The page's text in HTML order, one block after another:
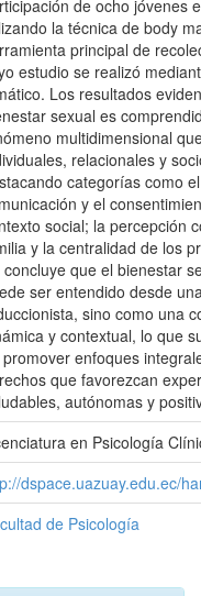
de ocho jóvenes
la técnica de body
principal de
estudio se realizó
Los resultados
sexual es
multidimensional
relacionales y
categorías como
y el
social; la percepción
y la centralidad de los
concluye que el bienestar
ser entendido desde
sino como una
y contextual, lo que
enfoques
que favorezcan
autónomas y
en Psicología
dspace.uazuay.edu.ec/
de Psicología